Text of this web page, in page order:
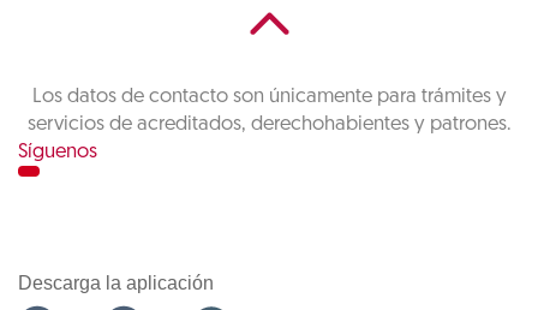
Los datos de contacto son únicamente para trámites y
servicios de acreditados, derechohabientes y patrones.
Síguenos
Descarga la aplicación